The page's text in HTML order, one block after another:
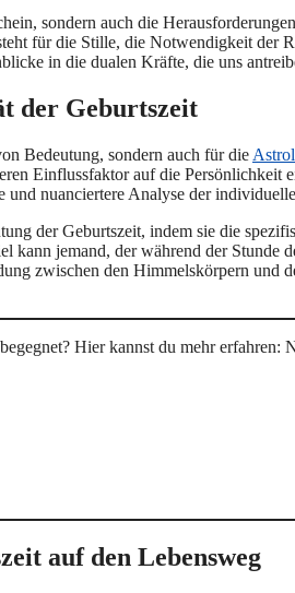
sondern auch die
für die Stille, die Notwendigkeit der
in die dualen Kräfte, die uns
der Geburtszeit
Bedeutung, sondern auch für die
Einflussfaktor auf die Persönlichkeit
nuanciertere Analyse der
der Geburtszeit, indem sie die
kann jemand, der während der Stunde
zwischen den Himmelskörpern und
begegnet? Hier kannst du mehr erfahren:
auf den Lebensweg